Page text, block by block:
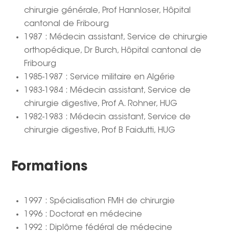
chirurgie générale, Prof Hannloser, Hôpital
cantonal de Fribourg
1987 : Médecin assistant, Service de chirurgie
orthopédique, Dr Burch, Hôpital cantonal de
Fribourg
1985-1987 : Service militaire en Algérie
1983-1984 : Médecin assistant, Service de
chirurgie digestive, Prof A. Rohner, HUG
1982-1983 : Médecin assistant, Service de
chirurgie digestive, Prof B Faidutti, HUG
Formations
1997 : Spécialisation FMH de chirurgie
1996 : Doctorat en médecine
1992 : Diplôme fédéral de médecine